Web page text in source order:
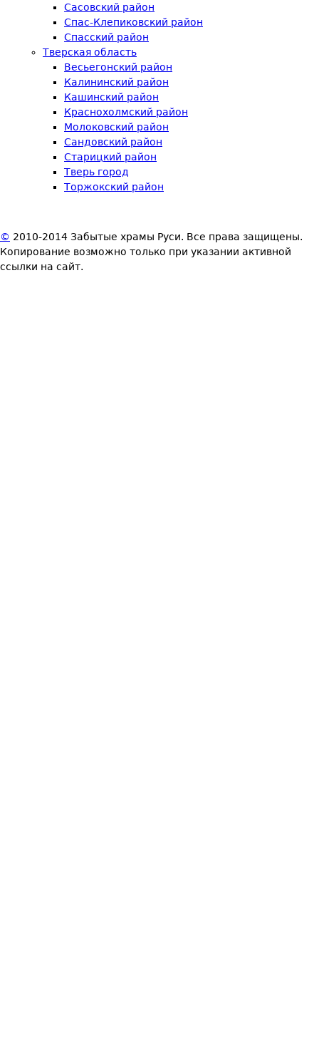
Сасовский район
Спас-Клепиковский район
Спасский район
Тверская область
Весьегонский район
Калининский район
Кашинский район
Краснохолмский район
Молоковский район
Сандовский район
Старицкий район
Тверь город
Торжокский район
© 2010-2014 Забытые храмы Руси. Все права защищены.
Копирование возможно только при указании активной
ссылки на сайт.